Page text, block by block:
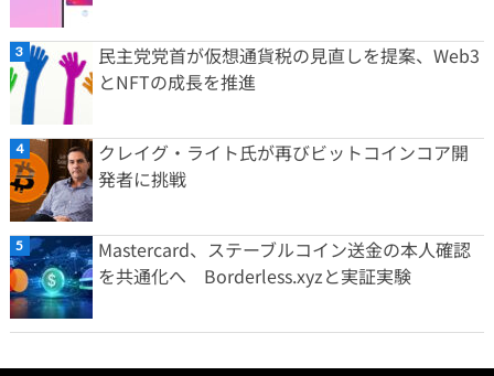
民主党党首が仮想通貨税の見直しを提案、Web3
とNFTの成長を推進
クレイグ・ライト氏が再びビットコインコア開
発者に挑戦
Mastercard、ステーブルコイン送金の本人確認
を共通化へ Borderless.xyzと実証実験